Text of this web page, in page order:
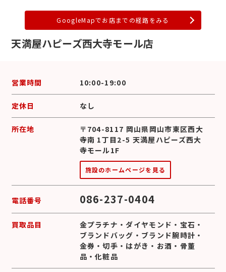
GoogleMapでお店までの経路をみる
天満屋ハピーズ西大寺モール店
営業時間 10:00-19:00
定休日 なし
所在地
〒704-8117 岡山県岡山市東区西大
寺南 1丁目2-5 天満屋ハピーズ西大
寺モール1F
施設のホームページを見る
電話番号 086-237-0404
買取品目 金プラチナ ・ダイヤモンド ・ 宝石 ・
ブランドバッグ ・ ブランド腕時計 ・
金券 ・切手 ・ はがき ・ お酒 ・ 骨董
品 ・化粧品